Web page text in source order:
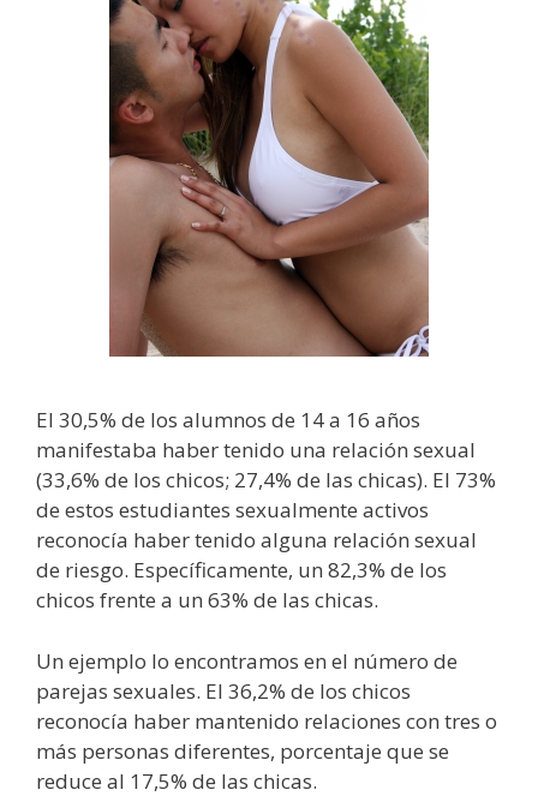
El 30,5% de los alumnos de 14 a 16 años
manifestaba haber tenido una relación sexual
(33,6% de los chicos; 27,4% de las chicas). El 73%
de estos estudiantes sexualmente activos
reconocía haber tenido alguna relación sexual
de riesgo. Específicamente, un 82,3% de los
chicos frente a un 63% de las chicas.
Un ejemplo lo encontramos en el número de
parejas sexuales. El 36,2% de los chicos
reconocía haber mantenido relaciones con tres o
más personas diferentes, porcentaje que se
reduce al 17,5% de las chicas.